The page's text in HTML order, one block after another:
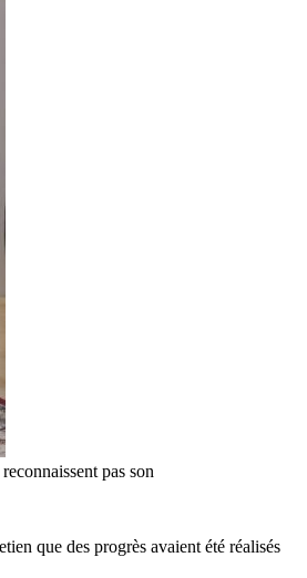
pas son
que des progrès avaient été réalisés